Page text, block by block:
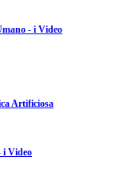
- i Video
Artificiosa
i Video